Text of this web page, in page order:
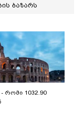
ბაზარს
რომი 1032.90